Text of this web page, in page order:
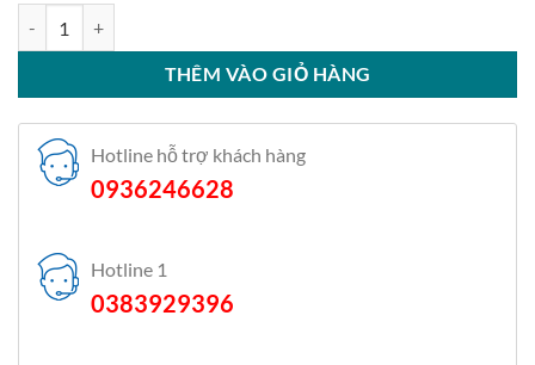
THÊM VÀO GIỎ HÀNG
Hotline hỗ trợ khách hàng
0936246628
Hotline 1
0383929396